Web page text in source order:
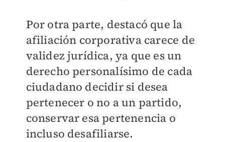
Por otra parte, destacó que la
afiliación corporativa carece de
validez jurídica, ya que es un
derecho personalísimo de cada
ciudadano decidir si desea
pertenecer o no a un partido,
conservar esa pertenencia o
incluso desafiliarse.